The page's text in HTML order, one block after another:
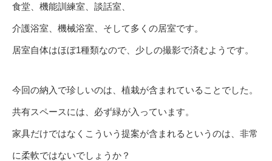
食堂、機能訓練室、談話室、
介護浴室、機械浴室、そして多くの居室です。
居室自体はほぼ1種類なので、少しの撮影で済むようです。
今回の納入で珍しいのは、植栽が含まれていることでした。
共有スペースには、必ず緑が入っています。
家具だけではなくこういう提案が含まれるというのは、非常
に柔軟ではないでしょうか？